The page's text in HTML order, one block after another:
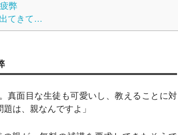
弊
てきて…
真面目な生徒も可愛いし、教えることに対
は、親なんですよ」